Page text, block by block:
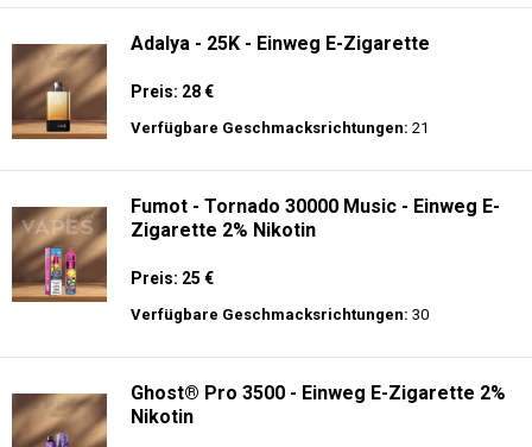
Adalya - 25K - Einweg E-Zigarette
Preis: 28 €
Verfügbare Geschmacksrichtungen: 21
Fumot - Tornado 30000 Music - Einweg E-
Zigarette 2% Nikotin
Preis: 25 €
Verfügbare Geschmacksrichtungen: 30
Ghost® Pro 3500 - Einweg E-Zigarette 2%
Nikotin